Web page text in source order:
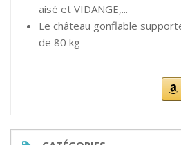
aisé et VIDANGE,...
Le château gonflable
de 80 kg